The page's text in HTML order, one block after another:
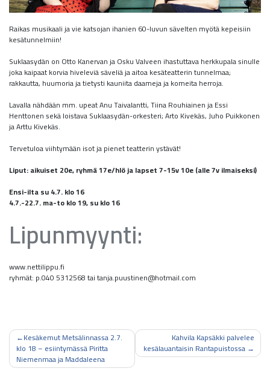
Raikas musikaali ja vie katsojan ihanien 60-luvun sävelten myötä kepeisiin
kesätunnelmiin!
Suklaasydän on Otto Kanervan ja Osku Valveen ihastuttava herkkupala sinulle
joka kaipaat korvia hiveleviä säveliä ja aitoa kesäteatterin tunnelmaa;
rakkautta, huumoria ja tietysti kauniita daameja ja komeita herroja.
Lavalla nähdään mm. upeat Anu Taivalantti, Tiina Rouhiainen ja Essi
Henttonen sekä loistava Suklaasydän-orkesteri; Arto Kivekäs, Juho Puikkonen
ja Arttu Kivekäs.
Tervetuloa viihtymään isot ja pienet teatterin ystävät!
Liput: aikuiset 20e, ryhmä 17e/hlö ja lapset 7-15v 10e (alle 7v ilmaiseksi)
Ensi-ilta su 4.7. klo 16
4.7.-22.7. ma-to klo 19, su klo 16
Lipunmyynti:
www.nettilippu.fi
ryhmät: p.040 5312568 tai tanja.puustinen@hotmail.com
Artikkelien
selaus
Kesäkemut Metsälinnassa 2.7.
klo 18 – esiintymässä Piritta
Niemenmaa ja Maddaleena
Kahvila Kapsäkki palvelee
kesälauantaisin Rantapuistossa